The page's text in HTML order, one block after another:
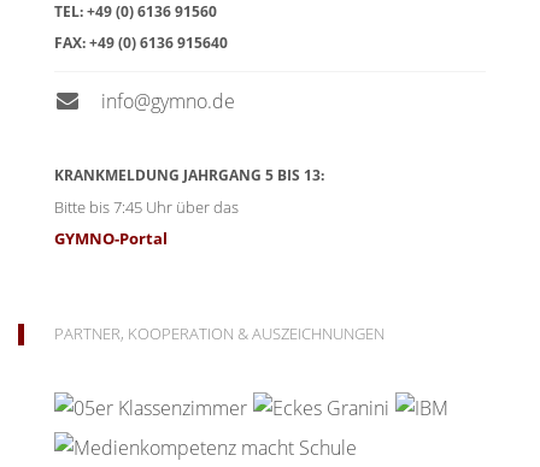
TEL:+49 (0) 6136 91560
FAX:+49 (0) 6136 915640
info@gymno.de
KRANKMELDUNG JAHRGANG 5 BIS 13:
Bitte bis 7:45 Uhr über das
GYMNO-Portal
PARTNER, KOOPERATION & AUSZEICHNUNGEN